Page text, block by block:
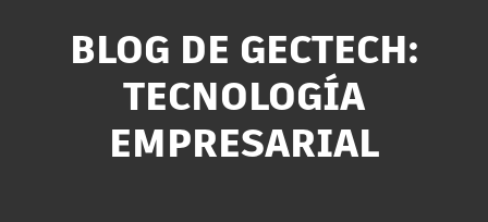
BLOG DE GECTECH:
TECNOLOGÍA
EMPRESARIAL